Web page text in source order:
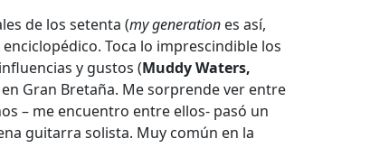
de los setenta (my generation es así,
Toca lo imprescindible los
y gustos (Muddy Waters,
en Gran Bretaña. Me sorprende ver entre
– me encuentro entre ellos- pasó un
guitarra solista. Muy común en la